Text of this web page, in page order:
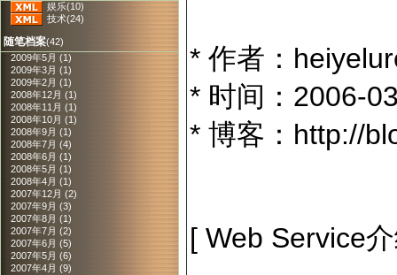
娱乐(10)
技术(24)
随笔档案(42)
2009年5月 (1)
2009年3月 (1)
2009年2月 (1)
2008年12月 (1)
2008年11月 (1)
2008年10月 (1)
2008年9月 (1)
2008年7月 (4)
2008年6月 (1)
2008年5月 (1)
2008年4月 (1)
2007年12月 (2)
2007年9月 (3)
2007年8月 (1)
2007年7月 (2)
2007年6月 (5)
2007年5月 (6)
2007年4月 (9)
* 作者：
* 时间：2006-
* 博客：http://
[ Web Service